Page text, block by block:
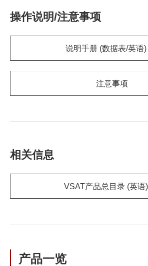
操作说明/注意事项
说明手册 (数据表/英语)
注意事项
相关信息
VSAT产品总目录 (英语)
产品一览